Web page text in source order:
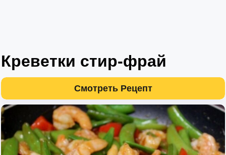
Креветки стир-фрай
Смотреть Рецепт